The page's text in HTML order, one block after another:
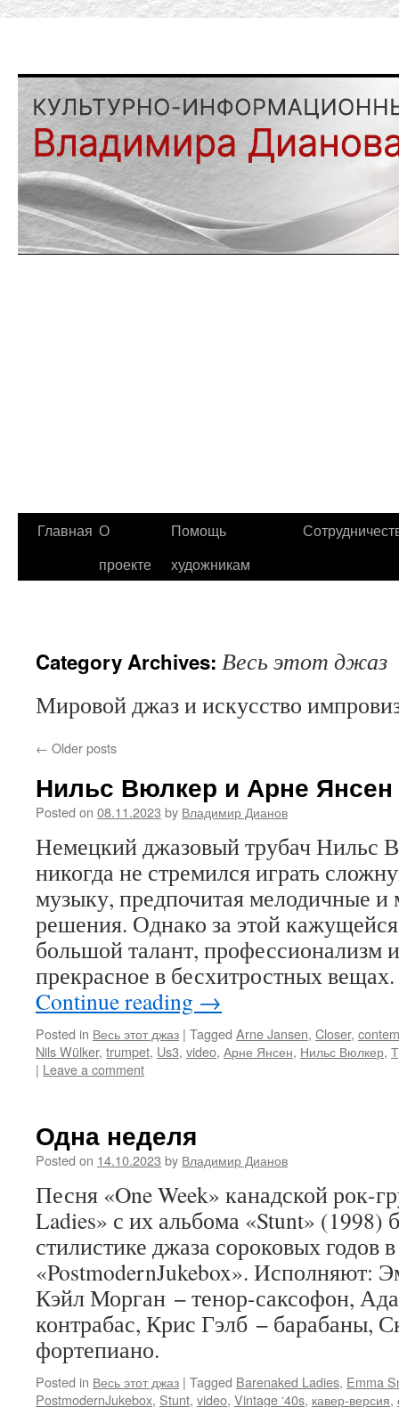
Главная О
проекте
Помощь
художникам
Category Archives: Весь этот джаз
Мировой джаз и искусство
← Older posts
Нильс Вюлкер и Арне Янсен
Posted on 08.11.2023 by Владимир Дианов
Немецкий джазовый трубач Нильс
никогда не стремился играть
музыку, предпочитая мелодичные
решения. Однако за этой
большой талант, профессионализм
прекрасное в бесхитростных
Continue reading →
Posted in Весь этот джаз | Tagged Arne Jansen, Closer,
Nils Wülker, trumpet, Us3, video, Арне Янсен, Нильс Вюлкер,
| Leave a comment
Одна неделя
Posted on 14.10.2023 by Владимир Дианов
Песня «One Week» канадской рок-
Ladies» с их альбома «Stunt» (1998)
стилистике джаза сороковых годов
«PostmodernJukebox». Исполняют:
Кэйл Морган − тенор-саксофон,
контрабас, Крис Гэлб − барабаны,
фортепиано.
Posted in Весь этот джаз | Tagged Barenaked Ladies, Emma
PostmodernJukebox, Stunt, video, Vintage ‘40s, кавер-версия,